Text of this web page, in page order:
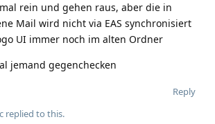
rein und gehen raus, aber die in
Mail wird nicht via EAS synchronisiert
UI immer noch im alten Ordner
jemand gegenchecken
Reply
replied to this.